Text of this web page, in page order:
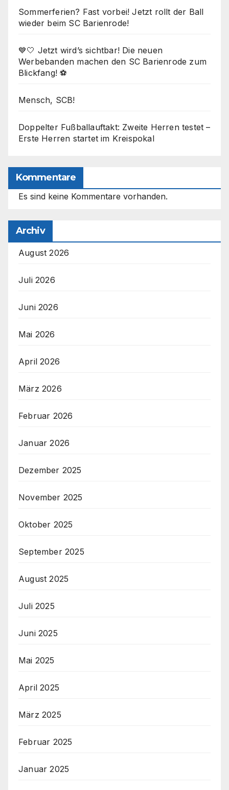
Sommerferien? Fast vorbei! Jetzt rollt der Ball
wieder beim SC Barienrode!
💙🤍 Jetzt wird’s sichtbar! Die neuen
Werbebanden machen den SC Barienrode zum
Blickfang! ⚽
Mensch, SCB!
Doppelter Fußballauftakt: Zweite Herren testet –
Erste Herren startet im Kreispokal
Kommentare
Es sind keine Kommentare vorhanden.
Archiv
August 2026
Juli 2026
Juni 2026
Mai 2026
April 2026
März 2026
Februar 2026
Januar 2026
Dezember 2025
November 2025
Oktober 2025
September 2025
August 2025
Juli 2025
Juni 2025
Mai 2025
April 2025
März 2025
Februar 2025
Januar 2025